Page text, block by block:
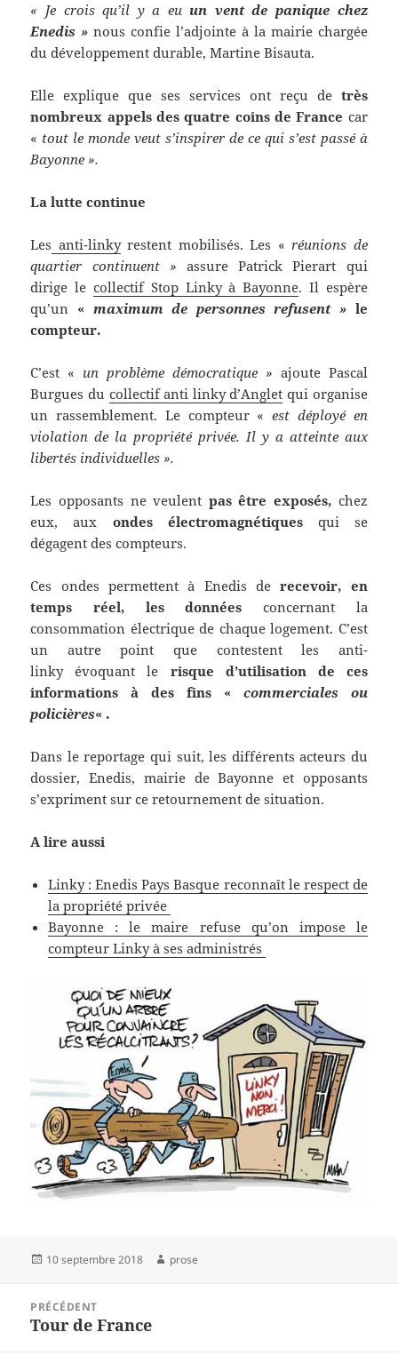
« Je crois qu’il y a eu un vent de panique chez
Enedis » nous confie l’adjointe à la mairie chargée
du développement durable, Martine Bisauta.
Elle explique que ses services ont reçu de très
nombreux appels des quatre coins de France car
« tout le monde veut s’inspirer de ce qui s’est passé à
Bayonne ».
La lutte continue
Les anti-linkyrestent mobilisés. Les «réunions de
quartier continuent » assure Patrick Pierart qui
dirige le collectif Stop Linky à Bayonne. Il espère
qu’un « maximum de personnes refusent »le
compteur.
C’est « un problème démocratique » ajoute Pascal
Burgues du collectif anti linky d’Anglet qui organise
un rassemblement. Le compteur «est déployé en
violation de la propriété privée. Il y a atteinte aux
libertés individuelles ».
Les opposants ne veulent pas être exposés, chez
eux, aux ondes électromagnétiquesqui se
dégagent des compteurs.
Ces ondes permettent à Enedis derecevoir, en
temps réel, les données concernant la
consommation électrique de chaque logement. C’est
un autre point que contestent les anti-
linky évoquant le risque d’utilisation de ces
informations à des fins « commerciales ou
policières« .
Dans le reportage qui suit, les différents acteurs du
dossier, Enedis, mairie de Bayonne et opposants
s’expriment sur ce retournement de situation.
A lire aussi
Linky : Enedis Pays Basque reconnaît le respect de
la propriété privée
Bayonne : le maire refuse qu’on impose le
compteur Linky à ses administrés
Publié
10 septembre 2018 Auteur
prose
l’article
PRÉCÉDENT
Article
Tour de France